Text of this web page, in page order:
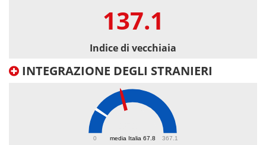
137.1
Indice di vecchiaia
INTEGRAZIONE DEGLI STRANIERI
media Italia 67.8
0 367.1